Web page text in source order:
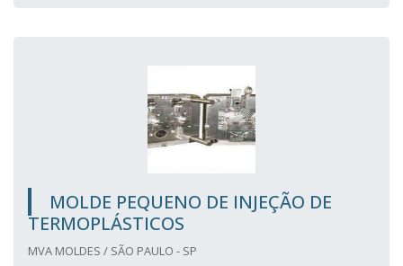
MOLDE PEQUENO DE INJEÇÃO DE
TERMOPLÁSTICOS
MVA MOLDES / SÃO PAULO - SP